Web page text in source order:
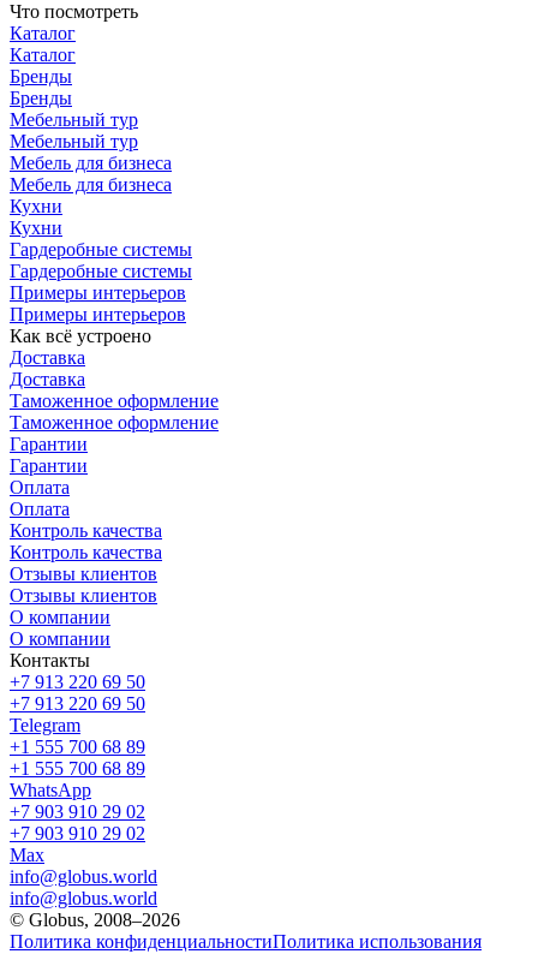
Что посмотреть
Каталог
Каталог
Бренды
Бренды
Мебельный тур
Мебельный тур
Мебель для бизнеса
Мебель для бизнеса
Кухни
Кухни
Гардеробные системы
Гардеробные системы
Примеры интерьеров
Примеры интерьеров
Как всё устроено
Доставка
Доставка
Таможенное оформление
Таможенное оформление
Гарантии
Гарантии
Оплата
Оплата
Контроль качества
Контроль качества
Отзывы клиентов
Отзывы клиентов
О компании
О компании
Контакты
+7 913 220 69 50
+7 913 220 69 50
Telegram
+1 555 700 68 89
+1 555 700 68 89
WhatsApp
+7 903 910 29 02
+7 903 910 29 02
Max
info@globus.world
info@globus.world
© Globus, 2008–2026
Политика конфиденциальностиПолитика использования